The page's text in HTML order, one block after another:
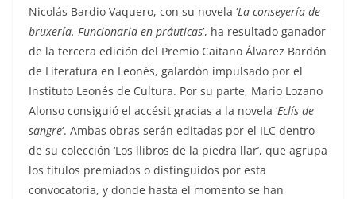
Nicolás Bardio Vaquero, con su novela ‘La conseyería de
bruxería. Funcionaria en práuticas’, ha resultado ganador
de la tercera edición del Premio Caitano Álvarez Bardón
de Literatura en Leonés, galardón impulsado por el
Instituto Leonés de Cultura. Por su parte, Mario Lozano
Alonso consiguió el accésit gracias a la novela ‘Eclís de
sangre‘. Ambas obras serán editadas por el ILC dentro
de su colección ‘Los llibros de la piedra llar’, que agrupa
los títulos premiados o distinguidos por esta
convocatoria, y donde hasta el momento se han